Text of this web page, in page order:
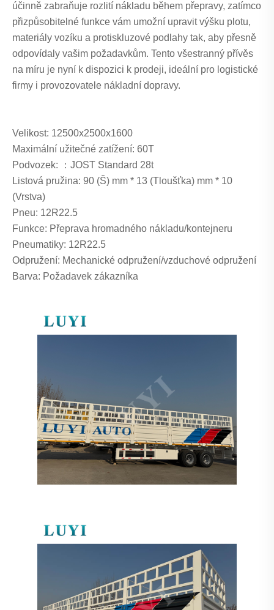
účinně zabraňuje rozlití nákladu během přepravy, zatímco
přizpůsobitelné funkce vám umožní upravit výšku plotu,
materiály vozíku a protiskluzové podlahy tak, aby přesně
odpovídaly vašim požadavkům. Tento všestranný přívěs
na míru je nyní k dispozici k prodeji, ideální pro logistické
firmy i provozovatele nákladní dopravy.
Velikost: 12500x2500x1600
Maximální užitečné zatížení: 60T
Podvozek: ：JOST Standard 28t
Listová pružina: 90 (Š) mm * 13 (Tloušťka) mm * 10
(Vrstva)
Pneu: 12R22.5
Funkce: Přeprava hromadného nákladu/kontejneru
Pneumatiky: 12R22.5
Odpružení: Mechanické odpružení/vzduchové odpružení
Barva: Požadavek zákazníka